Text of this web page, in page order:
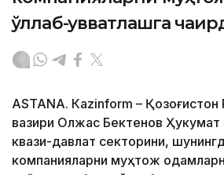
қўллаб-қувватлашга
ASTANА. Кazinform –
вазири Олжас Бектенов Ҳукумат
квази-давлат секторини,
компанияларни муҳтож